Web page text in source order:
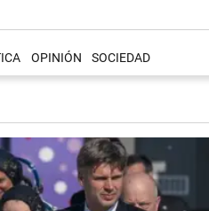
OPINIÓN SOCIEDAD